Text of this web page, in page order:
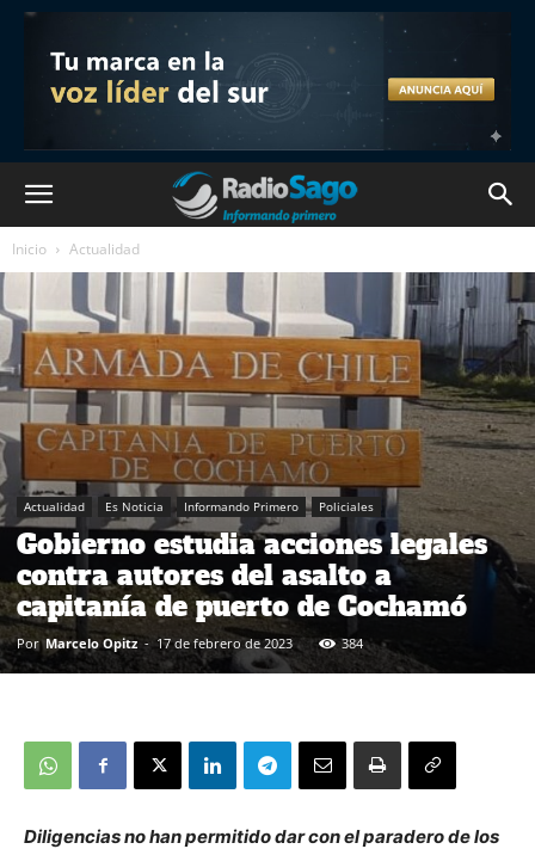
Inicio Actualidad
Actualidad Es Noticia Informando Primero Policiales
Gobierno estudia acciones legales
contra autores del asalto a
capitanía de puerto de Cochamó
Por Marcelo Opitz - 17 de febrero de 2023 384
Diligencias no han permitido dar con el paradero de los